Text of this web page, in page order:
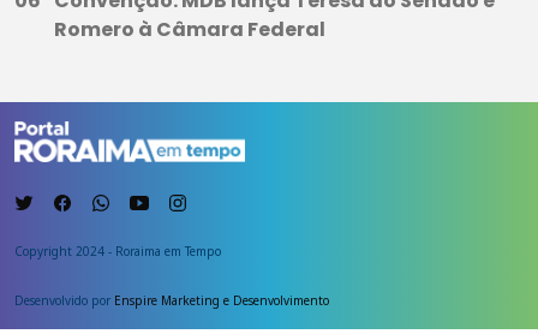
Romero à Câmara Federal
Copyright 2024 - Roraima em Tempo
Desenvolvido por Enspire Marketing e Desenvolvimento